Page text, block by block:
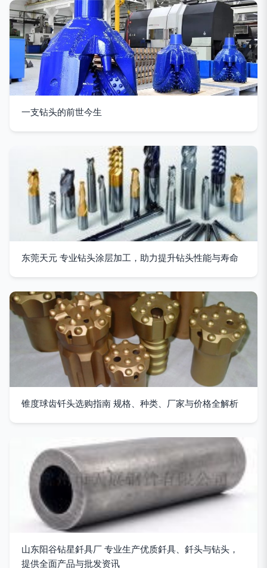
一支钻头的前世今生
东莞天元 专业钻头涂层加工，助力提升钻头性能与寿命
锥度球齿钎头选购指南 规格、种类、厂家与价格全解析
山东阳谷钻星釺具厂 专业生产优质釺具、釺头与钻头，
提供全面产品与批发资讯